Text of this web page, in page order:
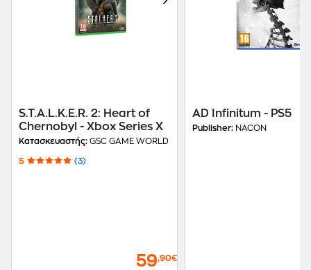
S.T.A.L.K.E.R. 2: Heart of
Chernobyl - Xbox Series X
Κατασκευαστής: GSC GAME WORLD
5 (3)
59,90€
AD Infinitum - PS5
Publisher: NACON